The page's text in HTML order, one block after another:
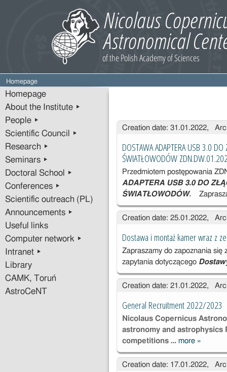
Homepage
Homepage
About the Institute ▸
People ▸
Scientific Council ▸
Research ▸
Seminars ▸
Doctoral School ▸
Conferences ▸
Scientific outreach (PL)
Announcements ▸
Useful links
Computer network ▸
Intranet ▸
Library
CAMK, Toruń
AstroCeNT
Entries
Creation date: 31.01.2022,
DOSTAWA ADAPTERA USB 3.0 DO
ŚWIATŁOWODÓW
Przedmiotem postępowania
ADAPTERA USB 3.0 DO
ŚWIATŁOWODÓW.
Creation date: 25.01.2022,
Dostawa i montaż kamer wraz z
Zapraszamy do zapoznania się
zapytania dotyczącego
Creation date: 21.01.2022,
General Recruitment 2022/2023
Nicolaus Copernicus
astronomy and astrophysics
competitions … more General
2022/
»
Creation date: 17.01.2022,